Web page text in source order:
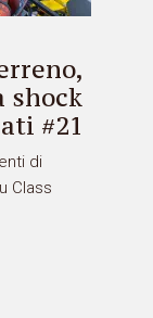
shock
#21
di
Class